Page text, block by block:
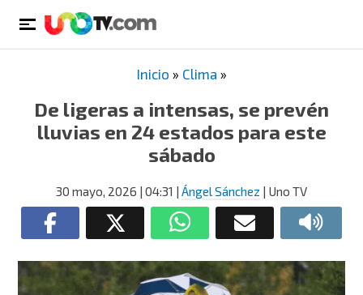
Inicio » Clima »
De ligeras a intensas, se prevén
lluvias en 24 estados para este
sábado
30 mayo, 2026 | 04:31 | Ángel Sánchez | Uno TV